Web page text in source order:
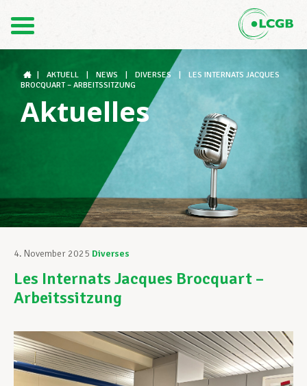
FR
Der LCGB
Gewerkschaftsstrukturen
Unterstützung im Arbeitsalltag
Ihre Rechte
Unterstützung im Privatleben
AKTUELL NEWS DIVERSES
LES INTERNATS JACQUES
BROCQUART – ARBEITSSITZUNG
Aktuelles
4. November 2025 Diverses
Les Internats Jacques Brocquart –
Arbeitssitzung